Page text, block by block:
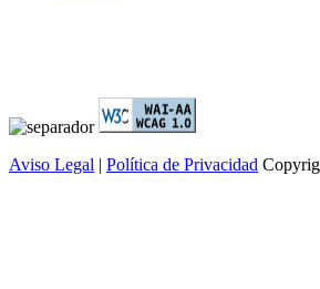
Aviso Legal | Política de Privacidad